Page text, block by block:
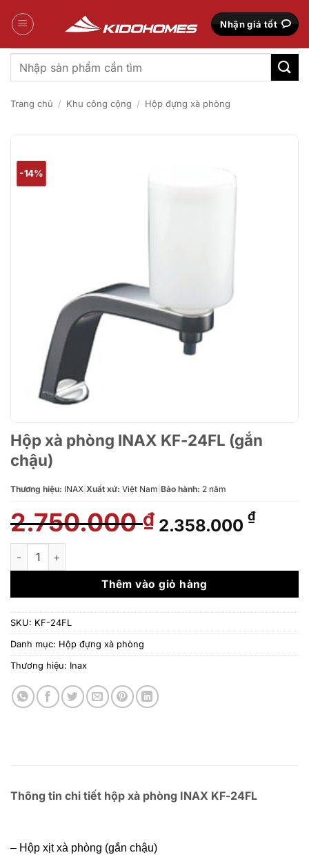
qua
Nhận giá tốt
Tìm
kiếm:
Trang chủ / Khu công cộng / Hộp đựng xà phòng
-14%
Hộp xà phòng INAX KF-24FL (gắn
chậu)
Thương hiệu: INAX Xuất xứ: Việt Nam Bảo hành: 2 năm
2.750.000₫ Giá
gốc
2.750.000 ₫.
2.358.000 ₫Giá
là:
Hộp xà phòng INAX KF-24FL (gắn chậu) số lượng
Thêm vào giỏ hàng
SKU: KF-24FL
Danh mục: Hộp đựng xà phòng
Thương hiệu: Inax
Thông tin chi tiết hộp xà phòng INAX KF-24FL
– Hộp xịt xà phòng (gắn chậu)